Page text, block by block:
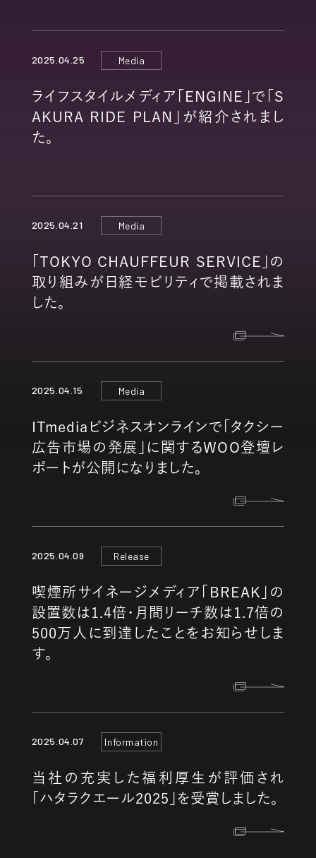
2025.04.25 Media
ライフスタイルメディア「ENGINE」で「S
AKURA RIDE PLAN」が紹介されまし
た。
2025.04.21 Media
「TOKYO CHAUFFEUR SERVICE」の
取り組みが日経モビリティで掲載されま
した。
2025.04.15 Media
ITmediaビジネスオンラインで「タクシー
広告市場の発展」に関するWOO登壇レ
ポートが公開になりました。
2025.04.09 Release
喫煙所サイネージメディア「BREAK」の
設置数は1.4倍・月間リーチ数は1.7倍の
500万人に到達したことをお知らせしま
す。
2025.04.07 Information
当社の充実した福利厚生が評価され
「ハタラクエール2025」を受賞しました。